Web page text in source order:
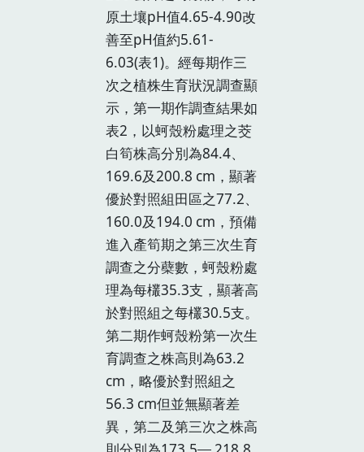
原土壤pH值4.65-4.90改
善至pH值約5.61-
6.03(表1)。經每期作三
次之植株生育狀況調查顯
示，第一期作調查結果如
表2，以蚵殼粉處理之茭
白筍株高分別為84.4、
169.6及200.8 cm，顯著
優於對照組田區之77.2、
160.0及194.0 cm，預備
進入產筍期之第三次生育
調查之分蘗數，蚵殼粉處
理為每欉35.3支，顯著高
於對照組之每欉30.5支。
第二期作蚵殼粉第一次生
育調查之株高則為63.2
cm，略優於對照組之
56.3 cm但並無顯著差
異，第二及第三次之株高